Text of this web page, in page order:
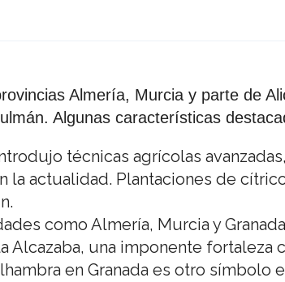
Almería, Murcia y parte de
Algunas características
técnicas agrícolas
la actualidad. Plantaciones de
como Almería, Murcia y
Alcazaba, una imponente fortaleza
en Granada es otro símbolo